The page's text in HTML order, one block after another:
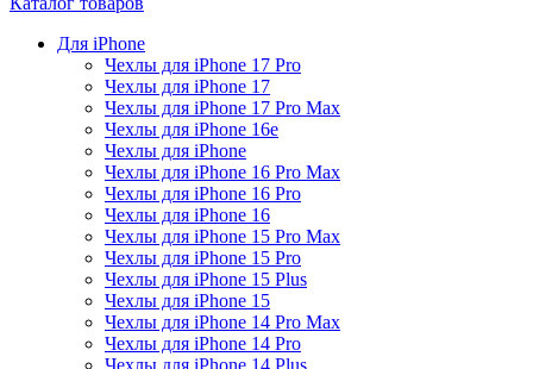
Для iPhone
Чехлы для iPhone 17 Pro
Чехлы для iPhone 17
Чехлы для iPhone 17 Pro Max
Чехлы для iPhone 16e
Чехлы для iPhone
Чехлы для iPhone 16 Pro Max
Чехлы для iPhone 16 Pro
Чехлы для iPhone 16
Чехлы для iPhone 15 Pro Max
Чехлы для iPhone 15 Pro
Чехлы для iPhone 15 Plus
Чехлы для iPhone 15
Чехлы для iPhone 14 Pro Max
Чехлы для iPhone 14 Pro
Чехлы для iPhone 14 Plus